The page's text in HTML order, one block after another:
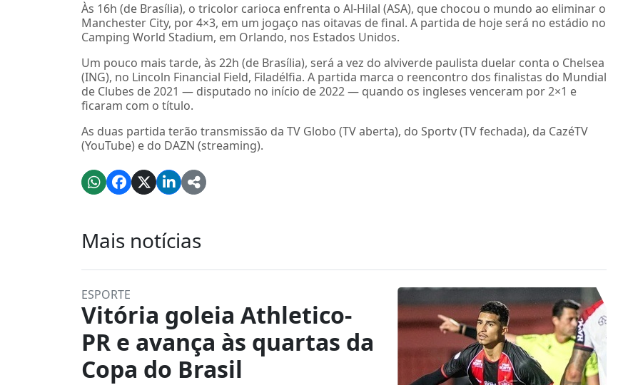
Às 16h (de Brasília), o tricolor carioca enfrenta o Al-Hilal (ASA), que chocou o mundo ao eliminar o
Manchester City, por 4×3, em um jogaço nas oitavas de final. A partida de hoje será no estádio no
Camping World Stadium, em Orlando, nos Estados Unidos.
Um pouco mais tarde, às 22h (de Brasília), será a vez do alviverde paulista duelar conta o Chelsea
(ING), no Lincoln Financial Field, Filadélfia. A partida marca o reencontro dos finalistas do Mundial
de Clubes de 2021 — disputado no início de 2022 — quando os ingleses venceram por 2×1 e
ficaram com o título.
As duas partida terão transmissão da TV Globo (TV aberta), do Sportv (TV fechada), da CazéTV
(YouTube) e do DAZN (streaming).
Mais notícias
ESPORTE
Vitória goleia Athletico-
PR e avança às quartas da
Copa do Brasil